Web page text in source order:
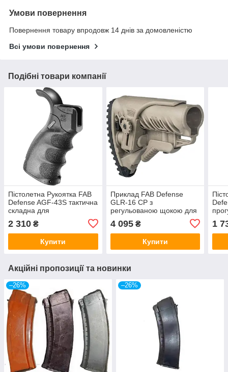
Умови повернення
Повернення товару впродовж 14 днів за домовленістю
Всі умови повернення
Подібні товари компанії
Пістолетна Рукоятка FAB
Defense AGF-43S тактична
складна для
чорний
2 310 ₴
Купити
Приклад FAB Defense
GLR-16 CP з
регульованою щокою для
пісочний
4 095₴
Купити
1
Акційні пропозиції та новинки
–26% –26%